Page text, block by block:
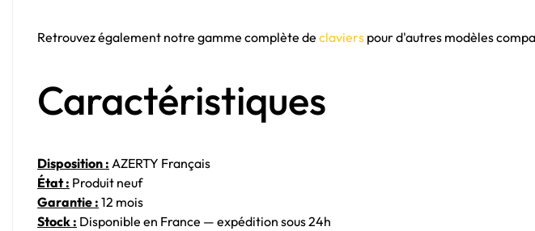
Retrouvez également notre gamme complète de claviers pour d'autres modèles
Caractéristiques
Disposition : AZERTY Français
État : Produit neuf
Garantie : 12 mois
Stock : Disponible en France — expédition sous 24h